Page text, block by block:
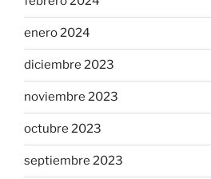
enero 2024
diciembre 2023
noviembre 2023
octubre 2023
septiembre 2023